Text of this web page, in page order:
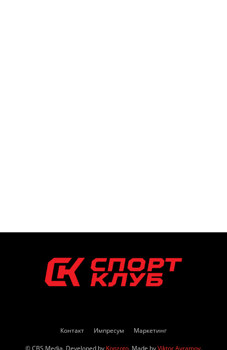
Контакт Импресум Маркетинг
© CBS Media. Developed by Konzoto. Made byViktor Avramov.